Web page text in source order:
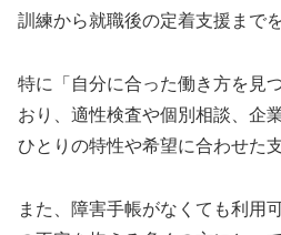
訓練から就職後の定着支援まで
特に「自分に合った働き方を見
おり、適性検査や個別相談、企
ひとりの特性や希望に合わせた
また、障害手帳がなくても利用